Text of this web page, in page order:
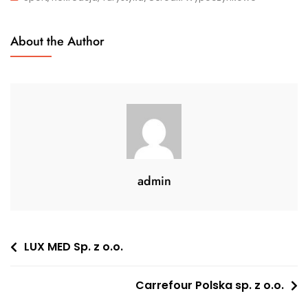
About the Author
admin
Nawigacja
LUX MED Sp. z o.o.
Carrefour Polska sp. z o.o.